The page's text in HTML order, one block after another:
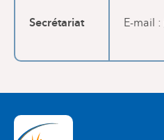
Secrétariat E-mail :